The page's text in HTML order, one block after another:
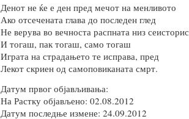
Денот не ќе е ден пред мечот на менливото
Ако отсечената глава до последен глед
Не верува во вечноста распната низ
И тогаш, пак тогаш, само тогаш
Играта на страдањето те исправа, пред
Лекот скриен од самоповиканата смрт.
Датум првог објављивања:
На Растку објављено: 02.08.2012
Датум последње измене: 24.09.2012